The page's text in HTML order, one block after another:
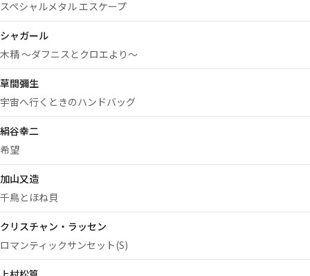
スペシャルメタル エスケープ
シャガール
木精 ～ダフニスとクロエより～
草間彌生
宇宙へ行くときのハンドバッグ
絹谷幸二
希望
加山又造
千鳥とほね貝
クリスチャン・ラッセン
ロマンティックサンセット(S)